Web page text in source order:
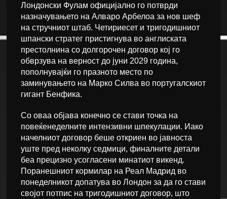
Лондонски Фулам официјално го потврди
назначувањето на Алваро Арбелоа за нов шеф
на стручниот штаб. Четириесет и тригодишниот
шпански стратег пристигнува во англиската
престолнина со долгорочен договор кој го
обврзува на верност до јуни 2029 година,
пополнувајќи го празното место по
заминувањето на Марко Силва во португалскиот
гигант Бенфика.
Со оваа објава конечно се стави точка на
повеќенеделните интензивни шпекулации. Иако
начелниот договор беше откриен во јавноста
уште пред неколку седмици, финалните детали
беа прецизно усогласени минатиот викенд.
Поранешниот кормилар на Реал Мадрид во
понеделникот допатува во Лондон за да го стави
својот потпис на тригодишниот договор, што